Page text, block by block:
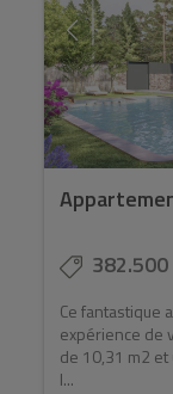
Ce fantastique
expérience de
de 10,31 m2
l...